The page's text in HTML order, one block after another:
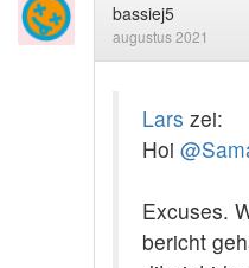
bassiej5
augustus 2021
Lars zei:
Hoi
Excuses.
bericht